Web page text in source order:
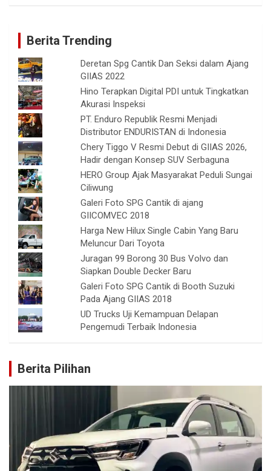
Berita Trending
Deretan Spg Cantik Dan Seksi dalam Ajang
GIIAS 2022
Hino Terapkan Digital PDI untuk Tingkatkan
Akurasi Inspeksi
PT. Enduro Republik Resmi Menjadi
Distributor ENDURISTAN di Indonesia
Chery Tiggo V Resmi Debut di GIIAS 2026,
Hadir dengan Konsep SUV Serbaguna
HERO Group Ajak Masyarakat Peduli Sungai
Ciliwung
Galeri Foto SPG Cantik di ajang
GIICOMVEC 2018
Harga New Hilux Single Cabin Yang Baru
Meluncur Dari Toyota
Juragan 99 Borong 30 Bus Volvo dan
Siapkan Double Decker Baru
Galeri Foto SPG Cantik di Booth Suzuki
Pada Ajang GIIAS 2018
UD Trucks Uji Kemampuan Delapan
Pengemudi Terbaik Indonesia
Berita Pilihan